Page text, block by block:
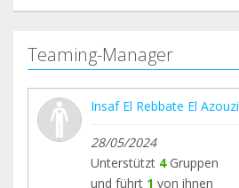
Teaming-Manager
Insaf El Rebbate El Azouzi
28/05/2024
Unterstützt 4Gruppen
und führt 1 von ihnen